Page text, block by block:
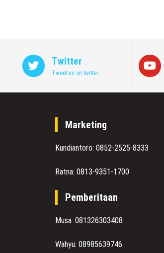
Twitter
Tweet us on twitter
Marketing
Kundiantoro: 0852-2525-8333
Ratna: 0813-9351-1700
Pemberitaan
Musa: 081326303408
Wahyu: 08985639746